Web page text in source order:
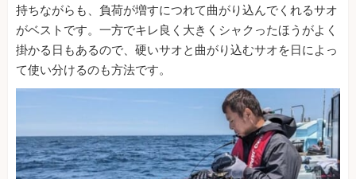
持ちながらも、負荷が増すにつれて曲がり込んでくれるサオ
がベストです。一方でキレ良く大きくシャクったほうがよく
掛かる日もあるので、硬いサオと曲がり込むサオを日によっ
て使い分けるのも方法です。